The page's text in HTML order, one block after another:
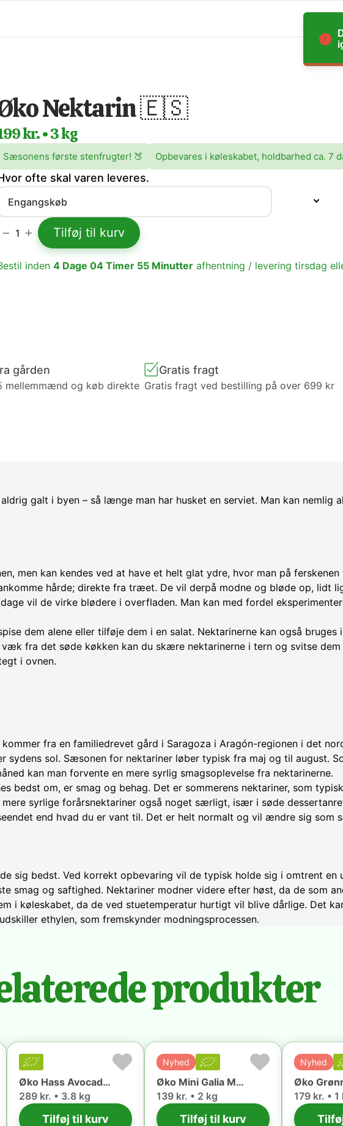
Nektarin 🇪🇸
kr. • 3 kg
Sæsonens første stenfrugter! 🍑 Opbevares i køleskabet, holdbarhed ca. 7
ofte skal varen leveres.
1 Tilføj til kurv
inden 4 Dage 04 Timer 55 Minutter afhentning / levering tirsdag
gården
mellemmænd og køb direkte
Gratis fragt
Gratis fragt ved bestilling på over 699 kr
galt i byen – så længe man har husket en serviet. Man kan nemlig
men kan kendes ved at have et helt glat ydre, hvor man på
hårde; direkte fra træet. De vil derpå modne og bløde op, lidt
vil de virke blødere i overfladen. Man kan med fordel
dem alene eller tilføje dem i en salat. Nektarinerne kan også
fra det søde køkken kan du skære nektarinerne i tern og svitse
i ovnen.
fra en familiedrevet gård i Saragoza i Aragón-regionen i det
sydens sol. Sæsonen for nektariner løber typisk fra maj og til august.
kan man forvente en mere syrlig smagsoplevelse fra nektarinerne.
bedst om, er smag og behag. Det er sommerens nektariner, som
syrlige forårsnektariner også noget særligt, især i søde
end hvad du er vant til. Det er helt normalt og vil ændre sig som
sig bedst. Ved korrekt opbevaring vil de typisk holde sig i omtrent en
smag og saftighed. Nektariner modner videre efter høst, da de som
i køleskabet, da de ved stuetemperatur hurtigt vil blive dårlige. Det
ethylen, som fremskynder modningsprocessen.
produkter
Øko Hass Avocado (3.8 kg) 🇵🇪
289 kr. • 3.8 kg
Tilføj til kurv
Nyhed
Øko Mini Galia Melon (2kg) 🇪🇸
139 kr. • 2 kg
Tilføj til kurv
Nyhed
179 kr. • 1